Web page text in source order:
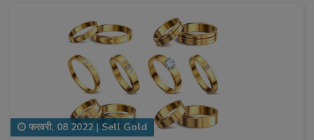
फरवरी, 08 2022 |Sell Gold